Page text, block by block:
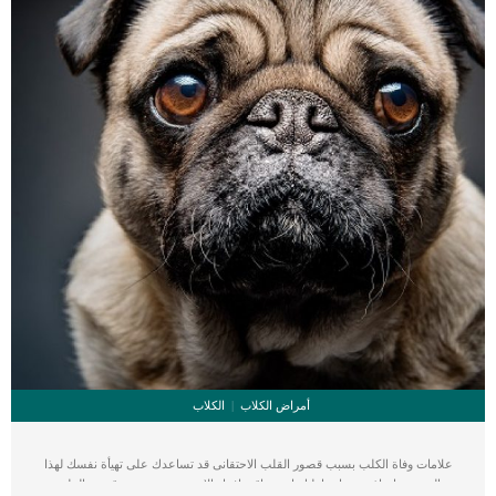
أمراض الكلاب الكلاب
علامات وفاة الكلب بسبب قصور القلب الاحتقانى قد تساعدك على تهيأة نفسك لهذا
الحدث, واتخاذ جميع احتياطتك انت وباقى افراد الاسرة. يعتبر مرض قصور القلب